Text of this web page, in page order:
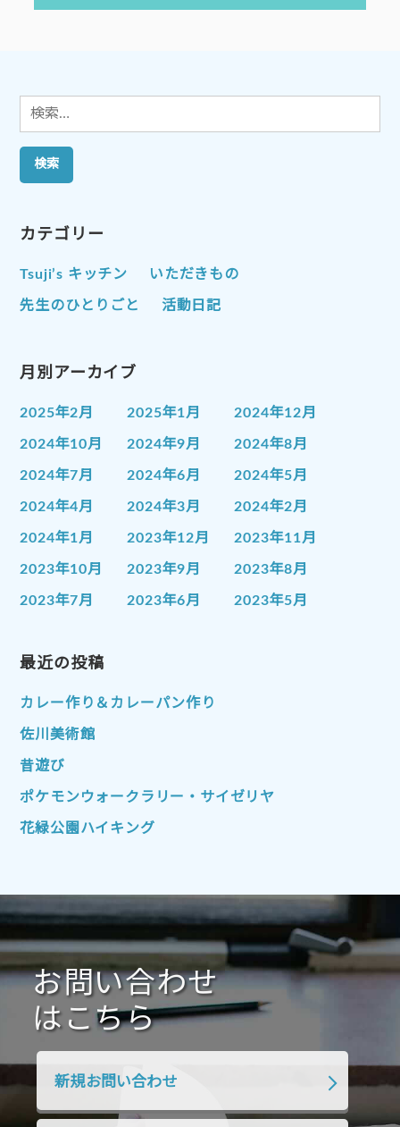
ー
検
索:
カテゴリー
Tsuji’s キッチン いただきもの
先生のひとりごと 活動日記
月別アーカイブ
2025年2月 2025年1月 2024年12月
2024年10月 2024年9月 2024年8月
2024年7月 2024年6月 2024年5月
2024年4月 2024年3月 2024年2月
2024年1月 2023年12月 2023年11月
2023年10月 2023年9月 2023年8月
2023年7月 2023年6月 2023年5月
2023年1月
2022年10月 2022年9月
2022年7月
2022年4月
2022年1月 2021年12月 2021年11月
2021年10月 2021年9月
2021年1月 2020年12月 2020年11月
2020年10月 2020年9月 2020年8月
2020年7月 2020年6月 2020年5月
2020年4月 2020年3月 2020年2月
2019年10月 2019年9月
最近の投稿
カレー作り＆カレーパン作り
佐川美術館
昔遊び
ポケモンウォークラリー・サイゼリヤ
花緑公園ハイキング
お問い合わせ
はこちら
新規お問い合わせ